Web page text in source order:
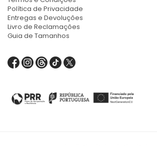
Política de Privacidade
Entregas e Devoluções
Livro de Reclamações
Guia de Tamanhos